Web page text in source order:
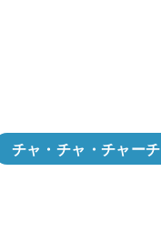
チャ・チャ・チャーチ